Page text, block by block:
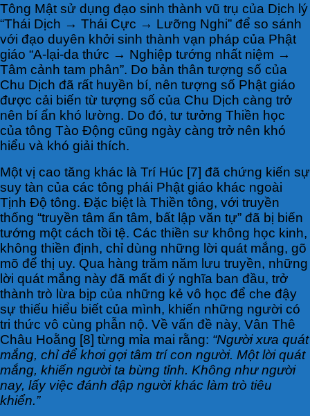
Tông Mật sử dụng đạo sinh thành vũ trụ của Dịch lý
“Thái Dịch → Thái Cực → Lưỡng Nghi” để so sánh
với đạo duyên khởi sinh thành vạn pháp của Phật
giáo “A-lại-da thức → Nghiệp tướng nhất niệm →
Tâm cảnh tam phân”. Do bản thân tượng số của
Chu Dịch đã rất huyền bí, nên tượng số Phật giáo
được cải biến từ tượng số của Chu Dịch càng trở
nên bí ẩn khó lường. Do đó, tư tưởng Thiền học
của tông Tào Động cũng ngày càng trở nên khó
hiểu và khó giải thích.
Một vị cao tăng khác là Trí Húc [7] đã chứng kiến sự
suy tàn của các tông phái Phật giáo khác ngoài
Tịnh Độ tông. Đặc biệt là Thiền tông, với truyền
thống “truyền tâm ấn tâm, bất lập văn tự” đã bị biến
tướng một cách tồi tệ. Các thiền sư không học kinh,
không thiền định, chỉ dùng những lời quát mắng, gõ
mõ để thị uy. Qua hàng trăm năm lưu truyền, những
lời quát mắng này đã mất đi ý nghĩa ban đầu, trở
thành trò lừa bịp của những kẻ vô học để che đậy
sự thiếu hiểu biết của mình, khiến những người có
tri thức vô cùng phẫn nộ. Về vấn đề này, Vân Thê
Châu Hoằng [8] từng mỉa mai rằng: “Người xưa quát
mắng, chỉ để khơi gợi tâm trí con người. Một lời quát
mắng, khiến người ta bừng tỉnh. Không như người
nay, lấy việc đánh đập người khác làm trò tiêu
khiển.”